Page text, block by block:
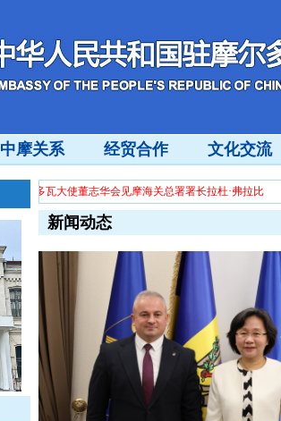
中摩关系 经贸合作 文化交流
驻摩尔多瓦大使董志华会见摩海关总署署长拉杜·弗拉比
新闻动态